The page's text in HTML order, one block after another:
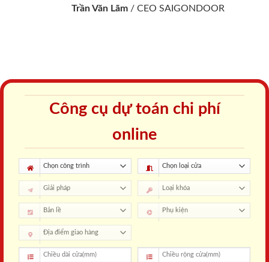
Trần Văn Lãm / CEO SAIGONDOOR
Công cụ dự toán chi phí
online